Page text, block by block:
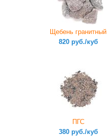
Щебень гранитный
820 руб./куб
ПГС
380 руб./куб